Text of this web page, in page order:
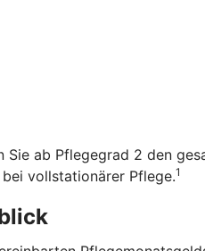
ab Pflegegrad 2 den
vollstationärer Pflege.1